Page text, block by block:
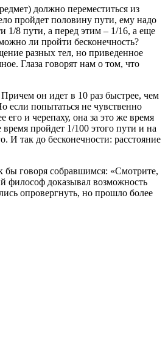
должно переместиться из
пройдет половину пути, ему надо
1/8 пути, а перед этим – 1/16, а еще
ли пройти бесконечность?
разных тел, но приведенное
Глаза говорят нам о том, что
он идет в 10 раз быстрее, чем
если попытаться не чувственно
и черепаху, она за это же время
время пройдет 1/100 этого пути и на
И так до бесконечности: расстояние
бы говоря собравшимся: «Смотрите,
философ доказывал возможность
опровергнуть, но прошло более